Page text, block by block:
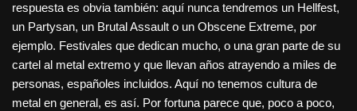
respuesta es obvia también: aquí nunca tendremos un Hellfest,
un Partysan, un Brutal Assault o un Obscene Extreme, por
ejemplo. Festivales que dedican mucho, o una gran parte de su
cartel al metal extremo y que llevan años atrayendo a miles de
personas, españoles incluidos. Aquí no tenemos cultura de
metal en general, es así. Por fortuna parece que, poco a poco,